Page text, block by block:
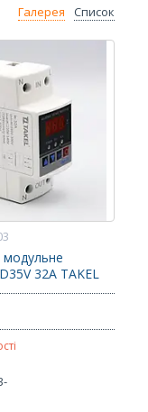
Галерея Список
модульне
32А TAKEL